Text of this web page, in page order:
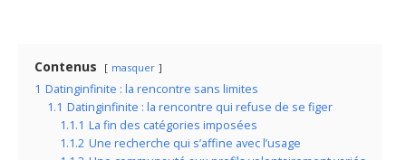
Contenus masquer
1 Datinginfinite : la rencontre sans limites
1.1 Datinginfinite : la rencontre qui refuse de se figer
1.1.1 La fin des catégories imposées
1.1.2 Une recherche qui s’affine avec l’usage